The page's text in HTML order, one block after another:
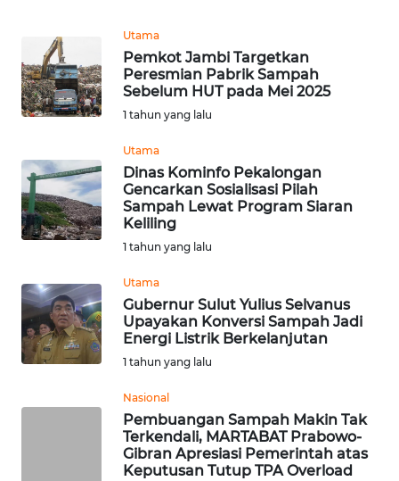
Utama
Pemkot Jambi Targetkan
Peresmian Pabrik Sampah
Sebelum HUT pada Mei 2025
1 tahun yang lalu
Utama
Dinas Kominfo Pekalongan
Gencarkan Sosialisasi Pilah
Sampah Lewat Program Siaran
Keliling
1 tahun yang lalu
Utama
Gubernur Sulut Yulius Selvanus
Upayakan Konversi Sampah Jadi
Energi Listrik Berkelanjutan
1 tahun yang lalu
Nasional
Pembuangan Sampah Makin Tak
Terkendali, MARTABAT Prabowo-
Gibran Apresiasi Pemerintah atas
Keputusan Tutup TPA Overload
WN
KALTARA
WN
WN
KALTIM
WN
WN
GORONTALO
WN